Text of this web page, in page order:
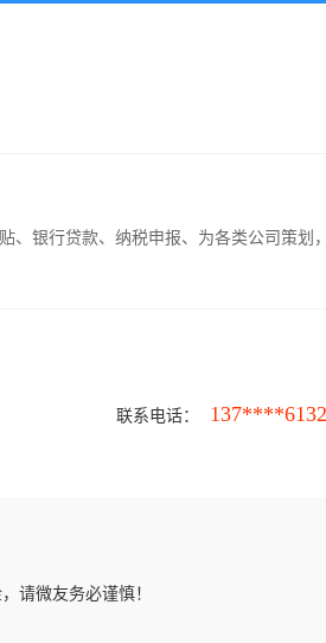
、银行贷款、纳税申报、为各类公司策划
联系电话： 137****6132
请微友务必谨慎！